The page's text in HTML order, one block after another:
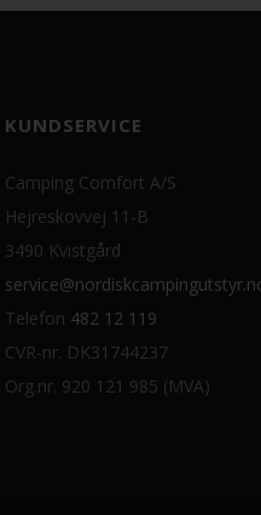
KUNDSERVICE
Camping Comfort A/S
Hejreskovvej 11-B
3490 Kvistgård
Telefon 482 12 119
CVR-nr. DK31744237
Org.nr. 920 121 985 (MVA)